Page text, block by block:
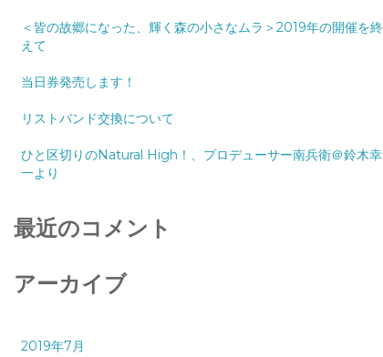
＜皆の故郷になった、輝く森の小さなムラ＞2019年の開催を終
えて
当日券発売します！
リストバンド交換について
ひと区切りのNatural High！、プロデューサー南兵衛＠鈴木幸
一より
最近のコメント
アーカイブ
2019年7月